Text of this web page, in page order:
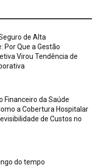
de Alta
Por Que a Gestão
Virou Tendência de
Financeiro da Saúde
a Cobertura Hospitalar
de Custos no
do tempo